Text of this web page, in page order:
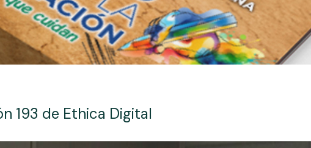
193 de Ethica Digital